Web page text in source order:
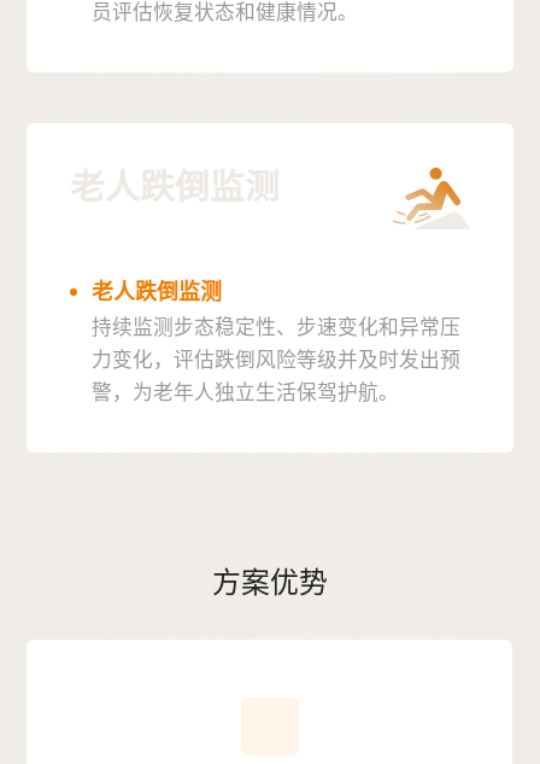
员评估恢复状态和健康情况。
老人跌倒监测
老人跌倒监测
持续监测步态稳定性、步速变化和异常压
力变化，评估跌倒风险等级并及时发出预
警，为老年人独立生活保驾护航。
方案优势